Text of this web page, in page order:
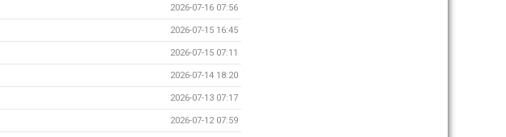
2026-07-16 07:56
2026-07-15 16:45
2026-07-15 07:11
2026-07-14 18:20
2026-07-13 07:17
2026-07-12 07:59